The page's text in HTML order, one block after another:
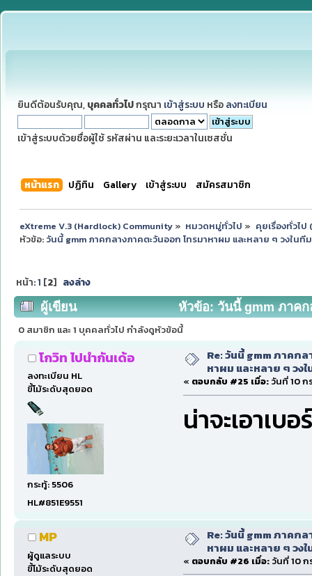
ยินดีต้อนรับคุณ, บุคคลทั่วไปกรุณา เข้าสู่ระบบ หรือ ลงทะเบียน
เข้าสู่ระบบด้วยชื่อผู้ใช้ รหัสผ่าน และระยะเวลาในเซสชั่น
หน้าแรก ปฏิทิน Gallery เข้าสู่ระบบ สมัครสมาชิก
eXtreme V.3 (Hardlock) Community» หมวดหมู่ทั่วไป » คุยเรื่องทั่วไป
หัวข้อ: วันนี้ gmm ภาคกลางภาคตะวันออก โทรมาหาผม และหลาย ๆ วงในทีม
หน้า:1 [2] ลงล่าง
ผู้เขียน
หัวข้อ: วันนี้ gmm ภาคก
29793 ครั้ง)
0 สมาชิก และ 1 บุคคลทั่วไป กำลังดูหัวข้อนี้
โกวิท ไปนำกันเด้อ
ลงทะเบียน HL
ขี้โม้ระดับสุดยอด
กระทู้: 5506
HL#851E9551
Re: วันนี้ gmm ภาคก
หาผม และหลาย ๆ วง
« ตอบกลับ #25 เมื่อ: วันที่ 10 ก
น่าจะเอาเบ
MP
ผู้ดูแลระบบ
ขี้โม้ระดับสุดยอด
Re: วันนี้ gmm ภาคก
หาผม และหลาย ๆ วง
« ตอบกลับ #26 เมื่อ: วันที่ 10